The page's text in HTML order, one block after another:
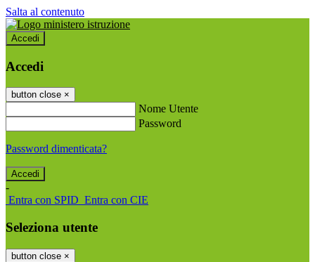
Salta al contenuto
Accedi
Accedi
button close ×
Nome Utente
Password
Password dimenticata?
-
Entra con SPID Entra con CIE
Seleziona utente
button close ×